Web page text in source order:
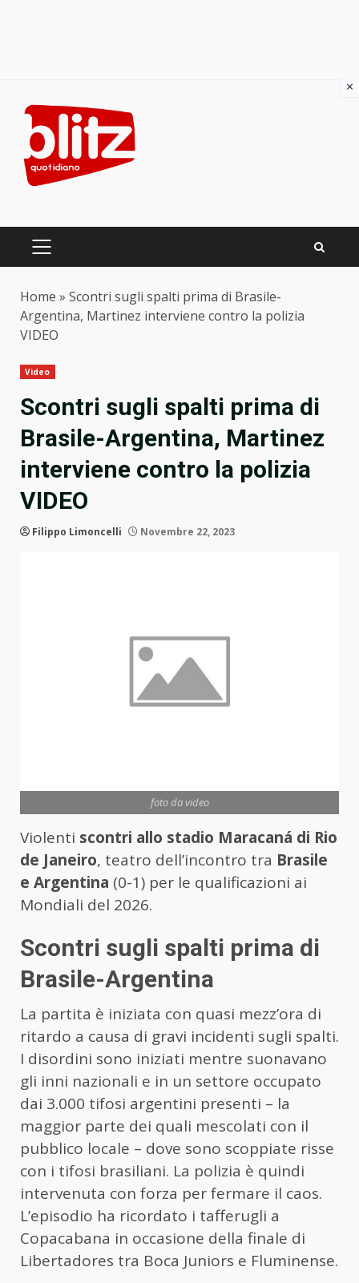
content
PRIMARY
Home » Scontri sugli spalti prima di Brasile-
Argentina, Martinez interviene contro la polizia
VIDEO
Video
Scontri sugli spalti prima di
Brasile-Argentina, Martinez
interviene contro la polizia
VIDEO
Filippo Limoncelli Novembre 22, 2023
foto da video
Violenti scontri allo stadio Maracaná di Rio
de Janeiro, teatro dell’incontro tra Brasile
e Argentina (0-1) per le qualificazioni ai
Mondiali del 2026.
Scontri sugli spalti prima di
Brasile-Argentina
La partita è iniziata con quasi mezz’ora di
ritardo a causa di gravi incidenti sugli spalti.
I disordini sono iniziati mentre suonavano
gli inni nazionali e in un settore occupato
dai 3.000 tifosi argentini presenti – la
maggior parte dei quali mescolati con il
pubblico locale – dove sono scoppiate risse
con i tifosi brasiliani. La polizia è quindi
intervenuta con forza per fermare il caos.
L’episodio ha ricordato i tafferugli a
Copacabana in occasione della finale di
Libertadores tra Boca Juniors e Fluminense.
×